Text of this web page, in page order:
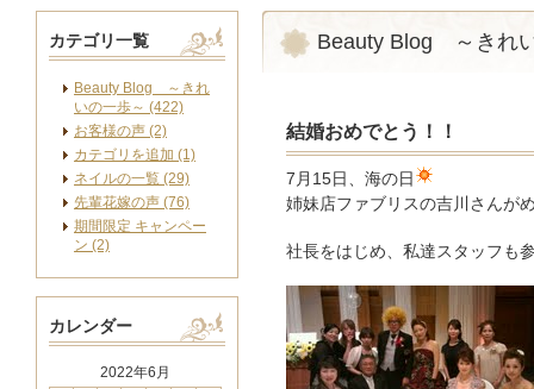
Beauty Blog ～きれ
結婚おめでとう！！
7月15日、海の日
姉妹店ファブリスの吉川さんが
社長をはじめ、私達スタッフも
カテゴリ一覧
Beauty Blog ～きれ
いの一歩～ (422)
お客様の声 (2)
カテゴリを追加 (1)
ネイルの一覧 (29)
先輩花嫁の声 (76)
期間限定 キャンペー
ン (2)
カレンダー
2022年6月